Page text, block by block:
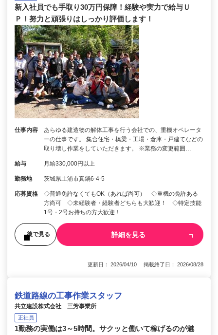
新入社員でも手取り30万円保障！経験や実力で給与Ｕ
Ｐ！努力と頑張りはしっかり評価します！
仕事内容
あらゆる建造物の解体工事を行う会社での、重機オペレータ
ーの仕事です。 集合住宅・橋梁・工場・倉庫・戸建てなどの
取り壊し作業をしていただきます。 ※業務の変更範囲…
給与 月給330,000円以上
勤務地 茨城県土浦市真鍋6-4-5
応募資格
◇普通免許なくてもOK（あれば尚可） ◇重機の免許ある
方尚可 ◇未経験者・経験者どちらも大歓迎！ ◇特定技能
1号・2号お持ちの方大歓迎！
後で見る 詳細を見る
更新日： 2026/04/10 掲載終了日： 2026/08/28
鉄道路線の工事作業スタッフ
共立建設株式会社 三芳事業所
正社員
1勤務の実働は3～5時間。サクッと働いて稼げるのが魅